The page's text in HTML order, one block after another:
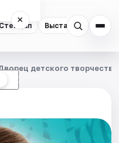
Стендап Выставки Спорт
×
☾
детского творчества